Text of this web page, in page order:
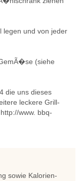
und von jeder
(siehe
die uns dieses
leckere Grill-
http://www. bbq-
sowie Kalorien-